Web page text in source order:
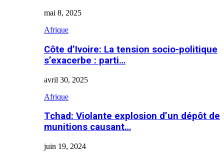
mai 8, 2025
Afrique
Côte d’Ivoire: La tension socio-politique
s’exacerbe : parti…
avril 30, 2025
Afrique
Tchad: Violante explosion d’un dépôt de
munitions causant…
juin 19, 2024